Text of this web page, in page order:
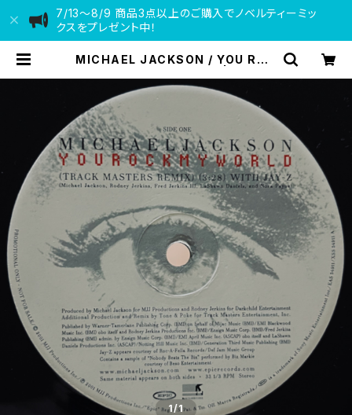
7/13〜8/9 商品3点以上のご購入でノベルティーミッ
クスをプレゼント中！
MICHAEL JACKSON / YOU ROC
DEALER
1/1